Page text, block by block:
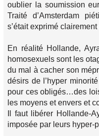
oublier la soumission
Traité d’Amsterdam
s’était exprimé
En réalité Hollande,
homosexuels sont les
du mal à cacher son
désirs de l’hyper
pour ces obligés…des
les moyens et envers et
Il faut libérer Hollande-
imposée par leurs hyper-